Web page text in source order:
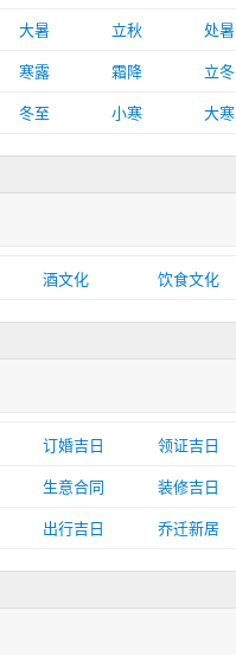
大暑 立秋 处暑
寒露 霜降 立冬
冬至 小寒 大寒
酒文化 饮食文化
订婚吉日 领证吉日
生意合同 装修吉日
出行吉日 乔迁新居